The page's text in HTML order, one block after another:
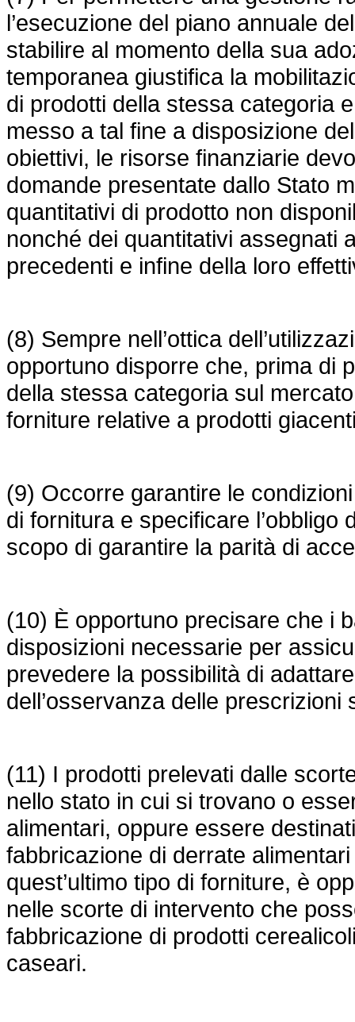
l’esecuzione del piano annuale
stabilire al momento della sua
temporanea giustifica la
di prodotti della stessa categoria
messo a tal fine a disposizione
obiettivi, le risorse finanziarie
domande presentate dallo Stato
quantitativi di prodotto non
nonché dei quantitativi assegnati
precedenti e infine della loro
(8) Sempre nell’ottica
opportuno disporre che, prima di
della stessa categoria sul
forniture relative a prodotti
(9) Occorre garantire le
di fornitura e specificare
scopo di garantire la parità di
(10) È opportuno precisare che i
disposizioni necessarie per
prevedere la possibilità di
dell’osservanza delle prescrizioni
(11) I prodotti prelevati dalle
nello stato in cui si trovano o
alimentari, oppure essere
fabbricazione di derrate
quest’ultimo tipo di forniture, è
nelle scorte di intervento che
fabbricazione di prodotti
caseari.